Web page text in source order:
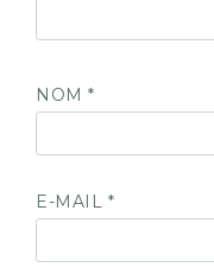
NOM*
E-MAIL *